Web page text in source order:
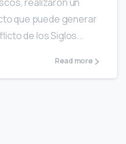
que puede generar
de los Siglos...
Read more